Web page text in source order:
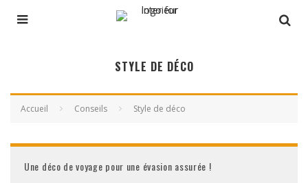
STYLE DE DÉCO
Accueil Conseils Style de déco
Une déco de voyage pour une évasion assurée !